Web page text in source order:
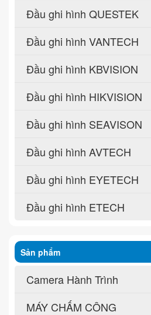
Đầu ghi hình QUESTEK
Đầu ghi hình VANTECH
Đầu ghi hình KBVISION
Đầu ghi hình HIKVISION
Đầu ghi hình SEAVISON
Đầu ghi hình AVTECH
Đầu ghi hình EYETECH
Đầu ghi hình ETECH
Sản phẩm
Camera Hành Trình
MÁY CHẤM CÔNG